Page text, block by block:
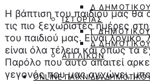
Δ ΔΗΜΟΤΙΚΟΎ
ΙΣΤΟΡΊΑΣ
Γ ΔΗΜΟΤΙΚΟΎ
Δ
ΑΓΓΛΙΚΏΝ
ONLINE ΠΑΙΧΝΙΔΙΑ
Η βάπτιση του παιδιού μας θα
τις πιο ξεχωριστές ημέρες
του παιδιού μας. Είναι
είναι όλα τέλεια και όπως τα
Παρόλο που αυτό απαιτεί
γεγονός που μας αγχώνει,